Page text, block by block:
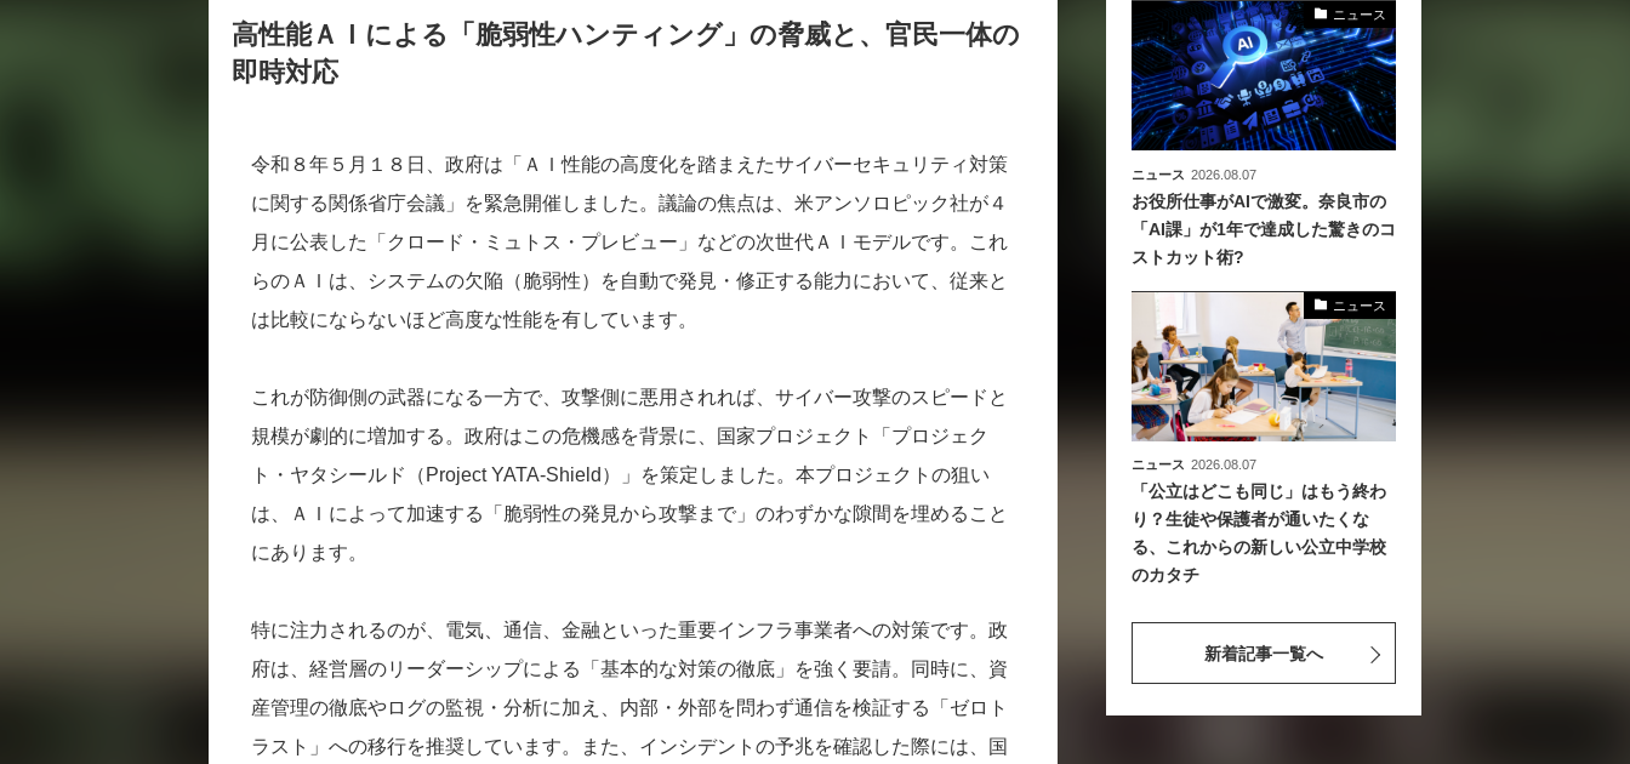
高性能ＡＩによる「脆弱性ハンティング」の脅威と、官民一体の
即時対応
令和８年５月１８日、政府は「ＡＩ性能の高度化を踏まえたサイバーセキュリティ対策
に関する関係省庁会議」を緊急開催しました。議論の焦点は、米アンソロピック社が４
月に公表した「クロード・ミュトス・プレビュー」などの次世代ＡＩモデルです。これ
らのＡＩは、システムの欠陥（脆弱性）を自動で発見・修正する能力において、従来と
は比較にならないほど高度な性能を有しています。
これが防御側の武器になる一方で、攻撃側に悪用されれば、サイバー攻撃のスピードと
規模が劇的に増加する。政府はこの危機感を背景に、国家プロジェクト「プロジェク
ト・ヤタシールド（Project YATA-Shield）」を策定しました。本プロジェクトの狙い
は、ＡＩによって加速する「脆弱性の発見から攻撃まで」のわずかな隙間を埋めること
にあります。
特に注力されるのが、電気、通信、金融といった重要インフラ事業者への対策です。政
府は、経営層のリーダーシップによる「基本的な対策の徹底」を強く要請。同時に、資
産管理の徹底やログの監視・分析に加え、内部・外部を問わず通信を検証する「ゼロト
ラスト」への移行を推奨しています。また、インシデントの予兆を確認した際には、国
ニュース
ニュース 2026.08.07
お役所仕事がAIで激変。奈良市の
「AI課」が1年で達成した驚きのコ
ストカット術?
ニュース
ニュース 2026.08.07
「公立はどこも同じ」はもう終わ
り？生徒や保護者が通いたくな
る、これからの新しい公立中学校
のカタチ
新着記事一覧へ